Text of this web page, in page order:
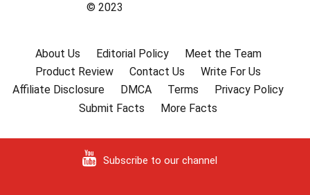
© 2023
About Us Editorial Policy
Meet the Team
Product Review
Contact Us
Write For Us
Affiliate Disclosure
DMCA Terms
Privacy Policy
Submit Facts
More Facts
Subscribe to our channel